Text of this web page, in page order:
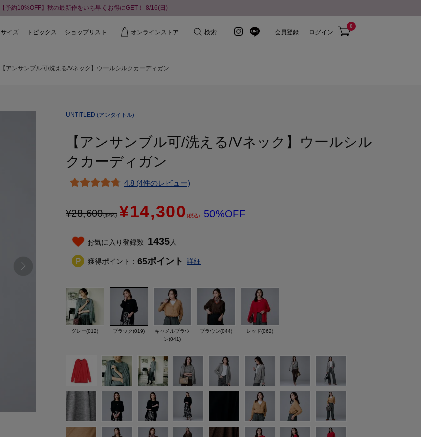
【予約10%OFF】秋の最新作をいち早くお得にGET！-8/16(日)
サイズ トピックス ショップリスト オンラインストア 検索 会員登録 ログイン
0
【アンサンブル可/洗える/Vネック】ウールシルクカーディガン
UNTITLED (アンタイトル)
【アンサンブル可/洗える/Vネック】ウールシル
クカーディガン
4.8 (4件のレビュー)
¥28,600(税込) ¥14,300 (税込) 50%OFF
お気に入り登録数 1435人
獲得ポイント： 65ポイント 詳細
グレー(012) ブラック(019)
キャメルブラウ
ン(041)
ブラウン(044) レッド(062)